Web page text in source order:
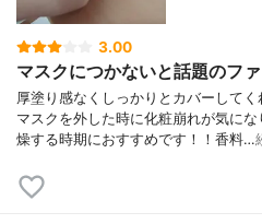
3.00
マスクにつかないと話題のフ
厚塗り感なくしっかりとカバーしてく
マスクを外した時に化粧崩れが気に
燥する時期におすすめです！！香料…